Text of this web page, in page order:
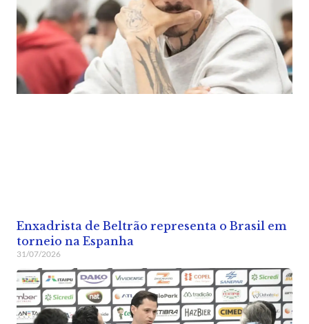
Enxadrista de Beltrão representa o Brasil em
torneio na Espanha
31/07/2026